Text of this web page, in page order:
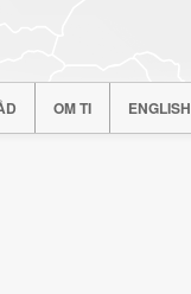
OM TI ENGLISH